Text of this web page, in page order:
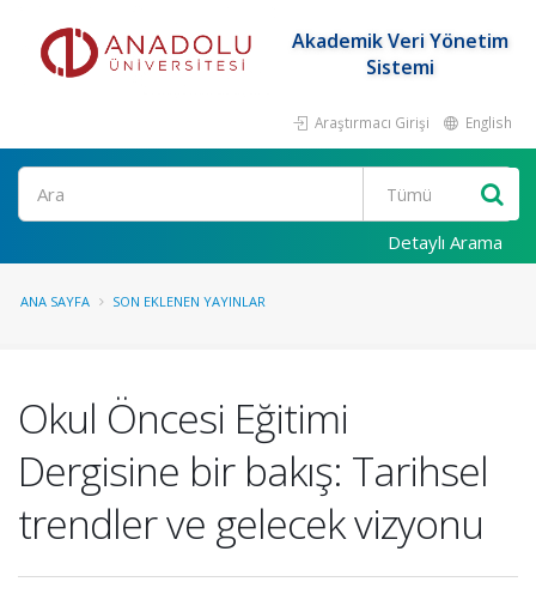
Akademik Veri Yönetim
Sistemi
Araştırmacı Girişi English
Ara
Detaylı Arama
ANA SAYFA SON EKLENEN YAYINLAR
Okul Öncesi Eğitimi
Dergisine bir bakış: Tarihsel
trendler ve gelecek vizyonu